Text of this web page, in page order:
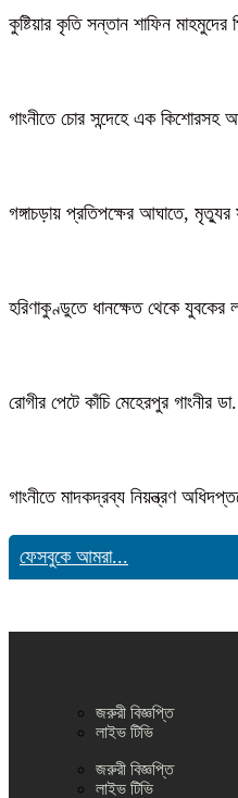
কুষ্টিয়ার কৃতি সন্তান শাফিন
গাংনীতে চোর সন্দেহে এক কিশোরসহ
গঙ্গাচড়ায় প্রতিপক্ষের আঘাতে, মৃত্যুর
হরিণাকুণ্ডুতে ধানক্ষেত থেকে যুবকের
রোগীর পেটে কাঁচি মেহেরপুর গাংনীর
গাংনীতে মাদকদ্রব্য নিয়ন্ত্রণ
ফেসবুকে আমরা...
জরুরী বিজ্ঞপ্তি
লাইভ টিভি
জরুরী বিজ্ঞপ্তি
লাইভ টিভি